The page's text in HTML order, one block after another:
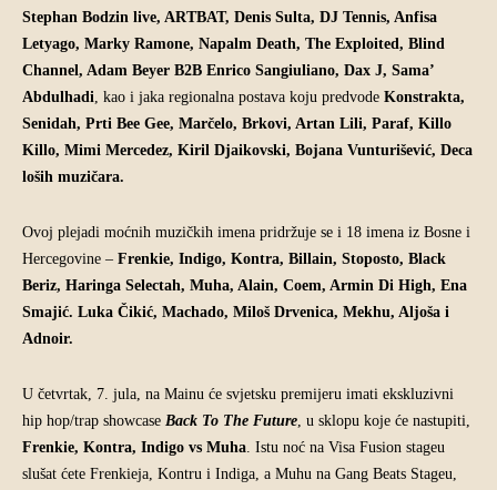
Stephan Bodzin live, ARTBAT, Denis Sulta, DJ Tennis, Anfisa
Letyago, Marky Ramone, Napalm Death, The Exploited, Blind
Channel, Adam Beyer B2B Enrico Sangiuliano, Dax J, Sama’
Abdulhadi , kao i jaka regionalna postava koju predvode Konstrakta,
Senidah, Prti Bee Gee, Marčelo, Brkovi, Artan Lili, Paraf, Killo
Killo, Mimi Mercedez, Kiril Djaikovski, Bojana Vunturišević, Deca
loših muzičara.
Ovoj plejadi moćnih muzičkih imena pridržuje se i 18 imena iz Bosne i
Hercegovine – Frenkie, Indigo, Kontra, Billain, Stoposto, Black
Beriz, Haringa Selectah, Muha, Alain, Coem, Armin Di High, Ena
Smajić. Luka Čikić, Machado, Miloš Drvenica, Mekhu, Aljoša i
Adnoir.
U četvrtak, 7. jula, na Mainu će svjetsku premijeru imati ekskluzivni
hip hop/trap showcase Back To The Future , u sklopu koje će nastupiti,
Frenkie, Kontra, Indigo vs Muha . Istu noć na Visa Fusion stageu
slušat ćete Frenkieja, Kontru i Indiga, a Muhu na Gang Beats Stageu,